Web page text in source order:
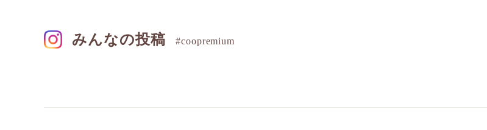
みんなの投稿 #coopremium